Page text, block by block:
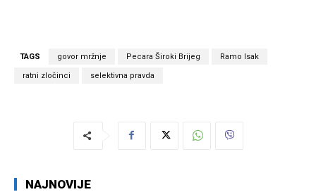
TAGS govor mržnje Pecara Široki Brijeg Ramo Isak
ratni zločinci selektivna pravda
NAJNOVIJE